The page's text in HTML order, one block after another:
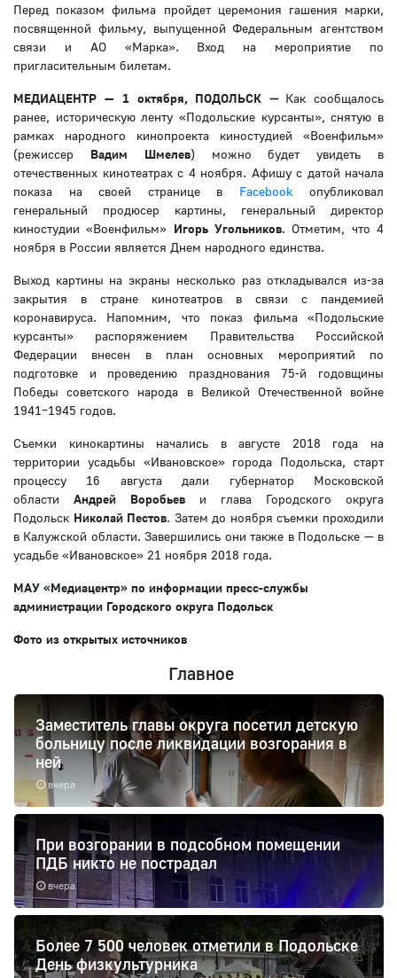
Перед показом фильма пройдет церемония гашения марки,
посвященной фильму, выпущенной Федеральным агентством
связи и АО «Марка». Вход на мероприятие по
пригласительным билетам.
МЕДИАЦЕНТР — 1 октября, ПОДОЛЬСК —Как сообщалось
ранее, историческую ленту «Подольские курсанты», снятую в
рамках народного кинопроекта киностудией «Военфильм»
(режиссер Вадим Шмелев) можно будет увидеть в
отечественных кинотеатрах с 4 ноября. Афишу с датой начала
показа на своей странице в Facebook опубликовал
генеральный продюсер картины, генеральный директор
киностудии «Военфильм» Игорь Угольников. Отметим, что 4
ноября в России является Днем народного единства.
Выход картины на экраны несколько раз откладывался из-за
закрытия в стране кинотеатров в связи с пандемией
коронавируса. Напомним, что показ фильма «Подольские
курсанты» распоряжением Правительства Российской
Федерации внесен в план основных мероприятий по
подготовке и проведению празднования 75-й годовщины
Победы советского народа в Великой Отечественной войне
1941–1945 годов.
Съемки кинокартины начались в августе 2018 года на
территории усадьбы «Ивановское» города Подольска, старт
процессу 16 августа дали губернатор Московской
области Андрей Воробьев и глава Городского округа
Подольск Николай Пестов. Затем до ноября съемки проходили
в Калужской области. Завершились они также в Подольске — в
усадьбе «Ивановское» 21 ноября 2018 года.
МАУ «Медиацентр» по информации пресс-службы
администрации Городского округа Подольск
Фото из открытых источников
Главное
вчера
Заместитель главы округа посетил детскую
больницу после ликвидации возгорания в
ней
вчера
При возгорании в подсобном помещении
ПДБ никто не пострадал
Более 7 500 человек отметили в Подольске
День физкультурника